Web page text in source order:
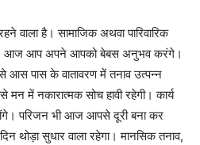
वाला है। सामाजिक अथवा पारिवारिक
आज आप अपने आपको बेबस अनुभव करंगे।
आस पास के वातावरण में तनाव उत्पन्न
मन में नकारात्मक सोच हावी रहेगी। कार्य
परिजन भी आज आपसे दूरी बना कर
थोड़ा सुधार वाला रहेगा। मानसिक तनाव,